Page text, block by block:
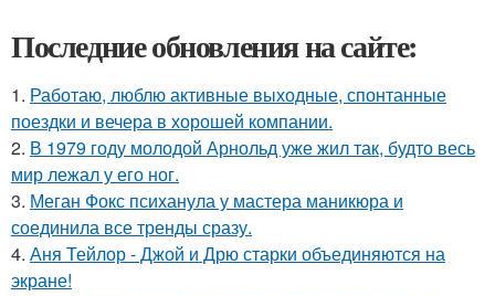
Последние обновления на сайте:
1. Работаю, люблю активные выходные, спонтанные
поездки и вечера в хорошей компании.
2. В 1979 году молодой Арнольд уже жил так, будто весь
мир лежал у его ног.
3. Меган Фокс психанула у мастера маникюра и
соединила все тренды сразу.
4. Аня Тейлор - Джой и Дрю старки объединяются на
экране!